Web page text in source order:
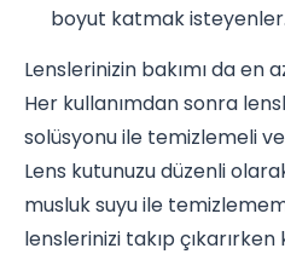
boyut katmak isteyenler.
Lenslerinizin bakımı da en
Her kullanımdan sonra
solüsyonu ile temizlemeli
Lens kutunuzu düzenli
musluk suyu ile
lenslerinizi takıp